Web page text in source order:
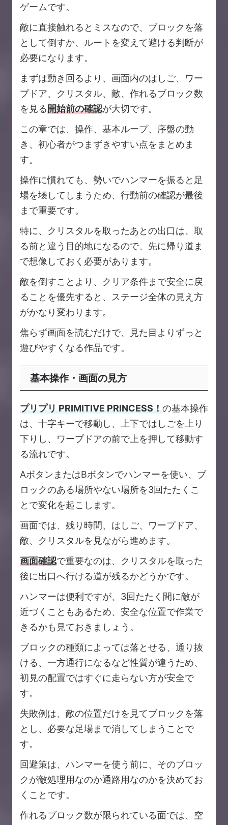
ゲームです。
敵に直接触れるとミスなので、ブロックを落
として倒すか、ルートを変えて避ける判断が
必要になります。
まずは動き回るより、画面内のはしご、ワー
プドア、クリスタル、敵、作れるブロック数
を見る開始前の確認が大切です。
この章では、操作、基本ループ、序盤の動
き、初心者がつまずきやすい点をまとめま
す。
操作に慣れても、勢いでハンマーを振ると足
場を壊してしまうため、行動前の確認が最後
まで重要です。
特に、クリスタルを取ったあとの出口は、取
る前と違う目的地になるので、先に帰り道ま
で想像しておく必要があります。
敵を倒すことより、クリア条件まで安全に戻
ることを優先すると、ステージ全体の見え方
がかなり変わります。
焦らず画面を読むだけで、見た目よりずっと
遊びやすくなる作品です。
基本操作・画面の見方
プリプリ PRIMITIVE PRINCESS！の基本操作
は、十字キーで移動し、上下ではしごを上り
下りし、ワープドアの前で上を押して移動す
る流れです。
AボタンまたはBボタンでハンマーを使い、ブ
ロックのある場所やない場所を3回たたくこ
とで変化を起こします。
画面では、残り時間、はしご、ワープドア、
敵、クリスタルを見ながら進めます。
画面確認で重要なのは、クリスタルを取った
後に出口へ行ける道が残るかどうかです。
ハンマーは便利ですが、3回たたく間に敵が
近づくこともあるため、安全な位置で作業で
きるかも見ておきましょう。
ブロックの種類によっては落とせる、通り抜
ける、一方通行になるなど性質が違うため、
初見の配置ではすぐに走らない方が安全で
す。
失敗例は、敵の位置だけを見てブロックを落
とし、必要な足場まで消してしまうことで
す。
回避策は、ハンマーを使う前に、そのブロッ
クが敵処理用なのか通路用なのかを決めてお
くことです。
作れるブロック数が限られている面では、空